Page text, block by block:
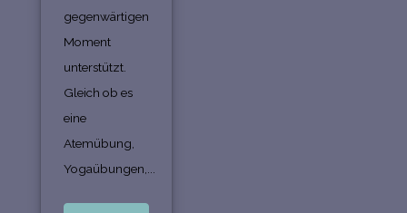
gegenwärtigen
Moment
unterstützt.
Gleich ob es
eine
Atemübung,
Yogaübungen,...